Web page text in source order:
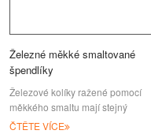
Železné měkké smaltované
špendlíky
Železové kolíky ražené pomocí
měkkého smaltu mají stejný
postup jako bronzové měkké
ČTĚTE VÍCE